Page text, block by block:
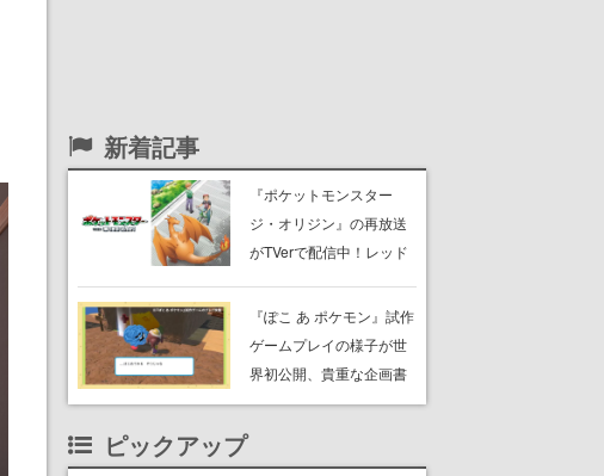
新着記事
『ポケットモンスター
ジ・オリジン』の再放送
がTVerで配信中！レッド
公のオリジナルアニメ
『ぽこ あ ポケモン』試作
ゲームプレイの様子が世
界初公開、貴重な企画書
の一部も見れちゃう。ゲ
ピックアップ